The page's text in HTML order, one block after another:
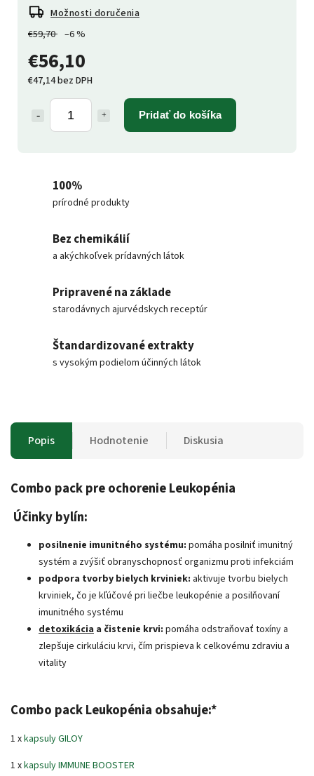
€59,70 –6 %
€56,10
€47,14 bez DPH
Pridať do košíka
Možnosti doručenia
100%
prírodné produkty
Bez chemikálií
a akýchkoľvek prídavných látok
Pripravené na základe
starodávnych ajurvédskych receptúr
Štandardizované extrakty
s vysokým podielom účinných látok
Popis Hodnotenie Diskusia
Combo pack pre ochorenie Leukopénia
Účinky bylín:
posilnenie imunitného systému: pomáha posilniť imunitný
systém a zvýšiť obranyschopnosť organizmu proti infekciám
podpora tvorby bielych krviniek: aktivuje tvorbu bielych
krviniek, čo je kľúčové pri liečbe leukopénie a posilňovaní
imunitného systému
detoxikácia a čistenie krvi: pomáha odstraňovať toxíny a
zlepšuje cirkuláciu krvi, čím prispieva k celkovému zdraviu a
vitality
Combo pack Leukopénia obsahuje:*
1 xkapsuly GILOY
1 xkapsuly IMMUNE BOOSTER